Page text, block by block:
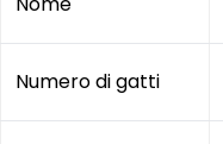
Numero di gatti